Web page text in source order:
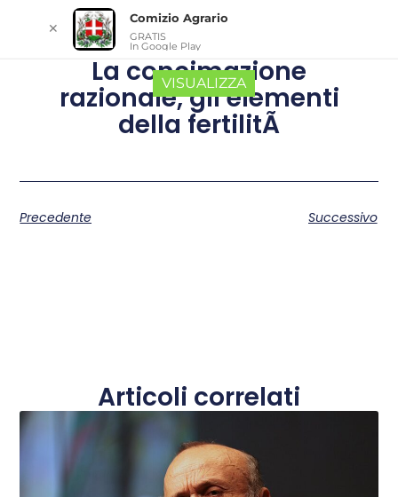
La concimazione
razionale, gli elementi
della fertilitÃ
Precedente Successivo
Articoli correlati
✕
Comizio Agrario
GRATIS
In Google Play
VISUALIZZA